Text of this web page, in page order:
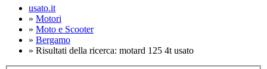
usato.it
» Motori
» Moto e Scooter
» Bergamo
» Risultati della ricerca: motard 125 4t usato